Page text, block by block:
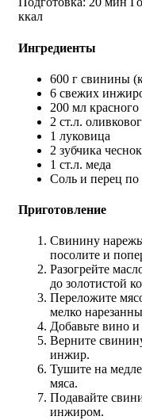
ккал
Ингредиенты
600 г свинины
6 свежих
200 мл красного
2 ст.л.
1 луковица
2 зубчика
1 ст.л. меда
Соль и перец по
Приготовление
Свинину
посолите и
Разогрейте
до золотистой
Переложите
мелко
Добавьте вино
Верните
инжир.
Тушите на
мяса.
Подавайте
инжиром.